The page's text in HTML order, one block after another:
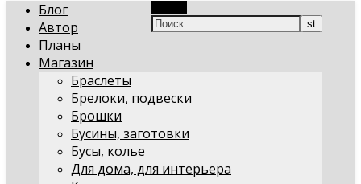
Блог
Автор
Планы
Магазин
Браслеты
Брелоки, подвески
Брошки
Бусины, заготовки
Бусы, колье
Для дома, для интерьера